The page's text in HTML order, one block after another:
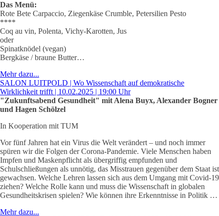
Das Menü:
Rote Bete Carpaccio, Ziegenkäse Crumble, Petersilien Pesto
****
Coq au vin, Polenta, Vichy-Karotten, Jus
oder
Spinatknödel (vegan)
Bergkäse / braune Butter…
Mehr dazu...
SALON LUITPOLD | Wo Wissenschaft auf demokratische
Wirklichkeit trifft | 10.02.2025 | 19:00 Uhr
"Zukunftsabend Gesundheit" mit Alena Buyx, Alexander Bogner
und Hagen Schölzel
In Kooperation mit TUM
Vor fünf Jahren hat ein Virus die Welt verändert – und noch immer
spüren wir die Folgen der Corona-Pandemie. Viele Menschen haben
Impfen und Maskenpflicht als übergriffig empfunden und
Schulschließungen als unnötig, das Misstrauen gegenüber dem Staat ist
gewachsen. Welche Lehren lassen sich aus dem Umgang mit Covid-19
ziehen? Welche Rolle kann und muss die Wissenschaft in globalen
Gesundheitskrisen spielen? Wie können ihre Erkenntnisse in Politik …
Mehr dazu...